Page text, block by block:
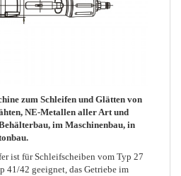
zum Schleifen und Glätten von
NE-Metallen aller Art und
im Maschinenbau, in
ist für Schleifscheiben vom Typ 27
41/42 geeignet, das Getriebe im